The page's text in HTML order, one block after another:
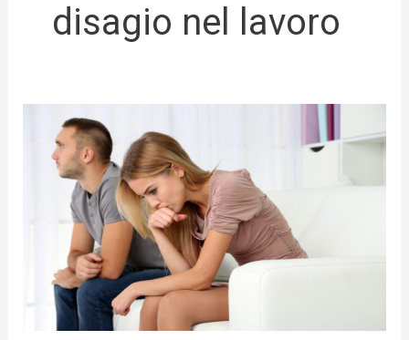
disagio nel lavoro
come
sopravvivere
ambienti